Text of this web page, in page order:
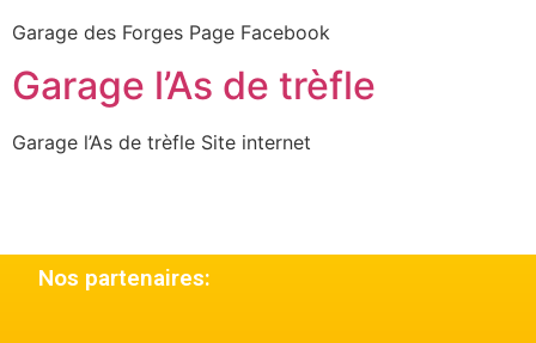
Garage des Forges Page Facebook
Garage l’As de trèfle
Garage l’As de trèfle Site internet
Nos partenaires: